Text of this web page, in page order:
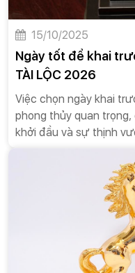
15/10/2025
Ngày tốt để khai
TÀI LỘC 2026
Việc chọn ngày khai
phong thủy quan
khởi đầu và sự thịnh
trong suốt cả năm.
Đại Lợi" và tối đa hóa
lựa chọn phải được
hợp giữa Thiên Thời
Lợi (Trực, Sao chiếu
của Gia Chủ). Báo cáo
chuẩn xác cho Năm